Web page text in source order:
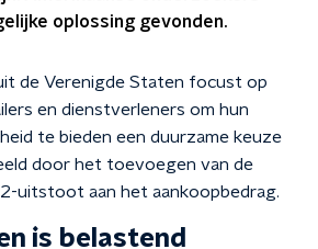
oplossing gevonden.
de Verenigde Staten focust op
en dienstverleners om hun
te bieden een duurzame keuze
door het toevoegen van de
uitstoot aan het aankoopbedrag.
is belastend